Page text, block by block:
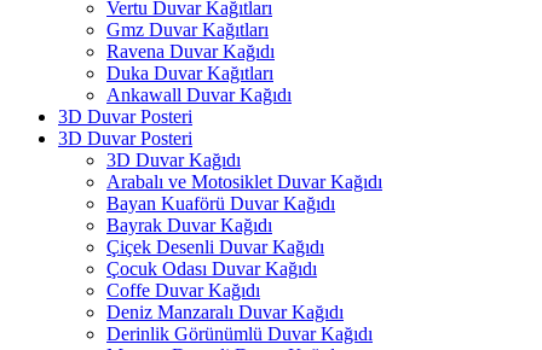
Vertu Duvar Kağıtları
Gmz Duvar Kağıtları
Ravena Duvar Kağıdı
Duka Duvar Kağıtları
Ankawall Duvar Kağıdı
3D Duvar Posteri
3D Duvar Posteri
3D Duvar Kağıdı
Arabalı ve Motosiklet Duvar Kağıdı
Bayan Kuaförü Duvar Kağıdı
Bayrak Duvar Kağıdı
Çiçek Desenli Duvar Kağıdı
Çocuk Odası Duvar Kağıdı
Coffe Duvar Kağıdı
Deniz Manzaralı Duvar Kağıdı
Derinlik Görünümlü Duvar Kağıdı